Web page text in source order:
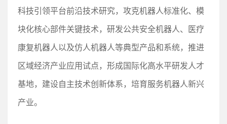
科技引领平台前沿技术研究，攻克机器人标准化、模
块化核心部件关键技术，研发公共安全机器人、医疗
康复机器人以及仿人机器人等典型产品和系统，推进
区域经济产业应用试点，形成国际化高水平研发人才
基地，建设自主技术创新体系，培育服务机器人新兴
产业。